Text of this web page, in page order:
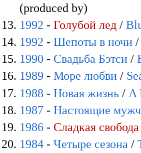
(produced by)
1992 -Голубой лед /
1992 -Шепоты в ночи
1990 - Свадьба Бэтси /
1989 -Море любви /
1988 -Новая жизнь / A
1987 -Настоящие
1986 - Сладкая свобода
1984 -Четыре сезона /